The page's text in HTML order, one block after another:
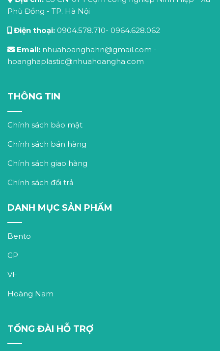
Phù Đổng - TP. Hà Nội
Điện thoại: 0904.578.710- 0964.628.062
Email: nhuahoanghahn@gmail.com -
hoanghaplastic@nhuahoangha.com
THÔNG TIN
Chính sách bảo mật
Chính sách bán hàng
Chính sách giao hàng
Chính sách đổi trả
DANH MỤC SẢN PHẨM
Bento
GP
VF
Hoàng Nam
TỔNG ĐÀI HỖ TRỢ